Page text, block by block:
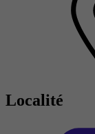
Localité